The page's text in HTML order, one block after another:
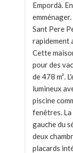
Empordà.
Sant Pere
rapidement
Cette
pour des
de 478 m².
lumineux
piscine
fenêtres.
gauche du
deux
placards